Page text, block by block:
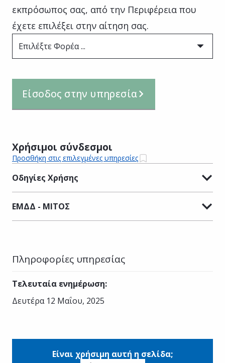
εκπρόσωπος σας, από την Περιφέρεια που
έχετε επιλέξει στην αίτηση σας.
Επιλέξτε Φορέα ...
Είσοδος στην υπηρεσία
Χρήσιμοι σύνδεσμοι
Προσθήκη στις επιλεγμένες υπηρεσίες
Οδηγίες Χρήσης
ΕΜΔΔ - ΜΙΤΟΣ
Πληροφορίες υπηρεσίας
Τελευταία ενημέρωση:
Δευτέρα 12 Μαΐου, 2025
Είναι χρήσιμη αυτή η σελίδα;